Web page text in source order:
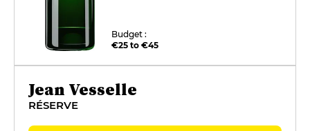
Budget :
€25 to €45
Jean Vesselle
RÉSERVE